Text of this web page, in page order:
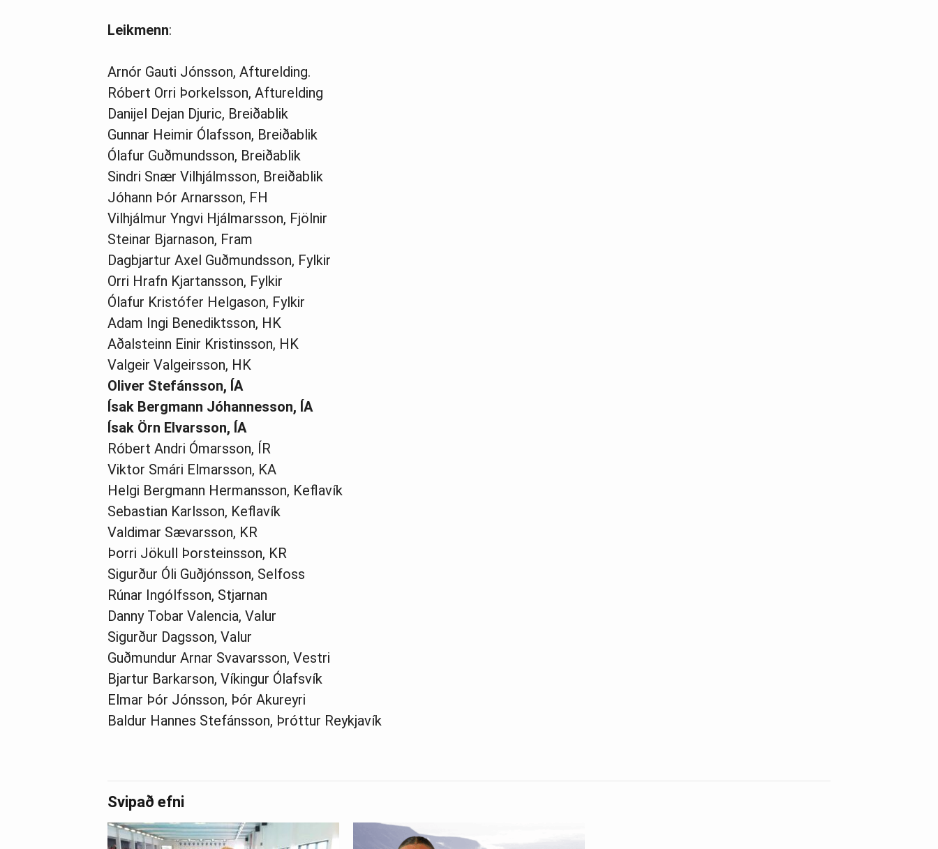
Leikmenn:
Arnór Gauti Jónsson, Afturelding.
Róbert Orri Þorkelsson, Afturelding
Danijel Dejan Djuric, Breiðablik
Gunnar Heimir Ólafsson, Breiðablik
Ólafur Guðmundsson, Breiðablik
Sindri Snær Vilhjálmsson, Breiðablik
Jóhann Þór Arnarsson, FH
Vilhjálmur Yngvi Hjálmarsson, Fjölnir
Steinar Bjarnason, Fram
Dagbjartur Axel Guðmundsson, Fylkir
Orri Hrafn Kjartansson, Fylkir
Ólafur Kristófer Helgason, Fylkir
Adam Ingi Benediktsson, HK
Aðalsteinn Einir Kristinsson, HK
Valgeir Valgeirsson, HK
Oliver Stefánsson, ÍA
Ísak Bergmann Jóhannesson, ÍA
Ísak Örn Elvarsson, ÍA
Róbert Andri Ómarsson, ÍR
Viktor Smári Elmarsson, KA
Helgi Bergmann Hermansson, Keflavík
Sebastian Karlsson, Keflavík
Valdimar Sævarsson, KR
Þorri Jökull Þorsteinsson, KR
Sigurður Óli Guðjónsson, Selfoss
Rúnar Ingólfsson, Stjarnan
Danny Tobar Valencia, Valur
Sigurður Dagsson, Valur
Guðmundur Arnar Svavarsson, Vestri
Bjartur Barkarson, Víkingur Ólafsvík
Elmar Þór Jónsson, Þór Akureyri
Baldur Hannes Stefánsson, Þróttur Reykjavík
Svipað efni